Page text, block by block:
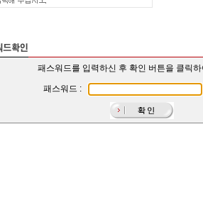
패스워드를 입력하신 후 확인 버튼을 클릭
패스워드 :